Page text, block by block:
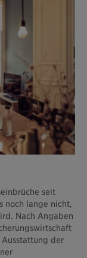
seit
noch lange nicht,
Nach Angaben
der